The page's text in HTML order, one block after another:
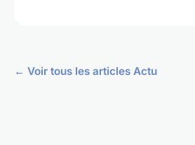
← Voir tous les articles Actu